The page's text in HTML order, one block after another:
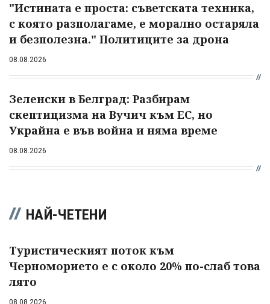
"Истината е проста: съветската техника,
с която разполагаме, е морално остаряла
и безполезна." Политиците за дрона
08.08.2026
Зеленски в Белград: Разбирам
скептицизма на Вучич към ЕС, но
Украйна е във война и няма време
08.08.2026
НАЙ-ЧЕТЕНИ
Туристическият поток към
Черноморието е с около 20% по-слаб това
лято